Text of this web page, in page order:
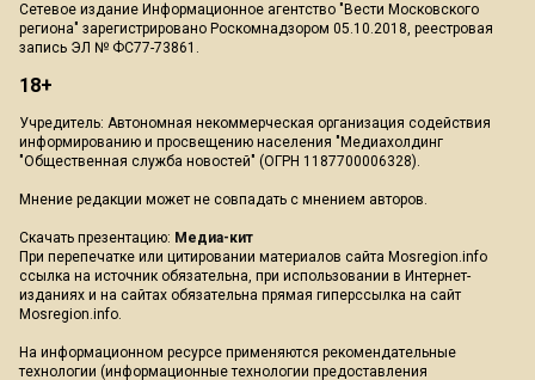
Сетевое издание Информационное агентство "Вести Московского
региона" зарегистрировано Роскомнадзором 05.10.2018, реестровая
запись ЭЛ № ФС77-73861.
18+
Учредитель: Автономная некоммерческая организация содействия
информированию и просвещению населения "Медиахолдинг
"Общественная служба новостей" (ОГРН 1187700006328).
Мнение редакции может не совпадать с мнением авторов.
Скачать презентацию: Медиа-кит
При перепечатке или цитировании материалов сайта Mosregion.info
ссылка на источник обязательна, при использовании в Интернет-
изданиях и на сайтах обязательна прямая гиперссылка на сайт
Mosregion.info.
На информационном ресурсе применяются рекомендательные
технологии (информационные технологии предоставления